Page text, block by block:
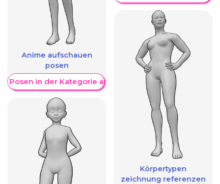
Anime aufschauen
posen
Posen in der Kategorie anzeigen
Körpertypen
zeichnung referenzen